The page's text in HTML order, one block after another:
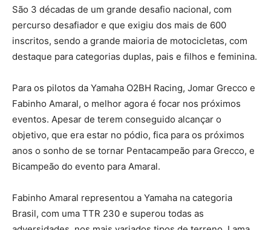
São 3 décadas de um grande desafio nacional, com
percurso desafiador e que exigiu dos mais de 600
inscritos, sendo a grande maioria de motocicletas, com
destaque para categorias duplas, pais e filhos e feminina.
Para os pilotos da Yamaha O2BH Racing, Jomar Grecco e
Fabinho Amaral, o melhor agora é focar nos próximos
eventos. Apesar de terem conseguido alcançar o
objetivo, que era estar no pódio, fica para os próximos
anos o sonho de se tornar Pentacampeão para Grecco, e
Bicampeão do evento para Amaral.
Fabinho Amaral representou a Yamaha na categoria
Brasil, com uma TTR 230 e superou todas as